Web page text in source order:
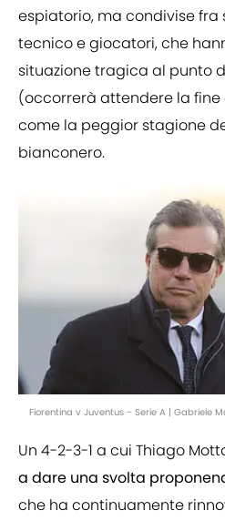
espiatorio, ma condivise fra
tecnico e giocatori, che
situazione tragica al punto
(occorrerà attendere la
come la peggior stagione
bianconero.
Fiorentina v Juventus - Serie A | Gabriele
Un 4-2-3-1 a cui Thiago
a dare una svolta
che ha continuamente